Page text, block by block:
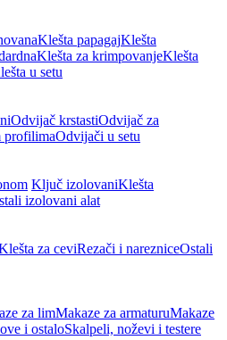
Klešta papagajKlešta
Klešta za krimpovanjeKlešta
u setu
Odvijač krstastiOdvijač za
profilimaOdvijači u setu
Ključ izolovaniKlešta
izolovani alat
za ceviRezači i narezniceOstali
za limMakaze za armaturuMakaze
i ostaloSkalpeli, noževi i testere